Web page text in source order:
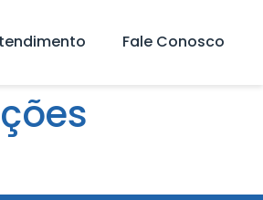
Fale Conosco